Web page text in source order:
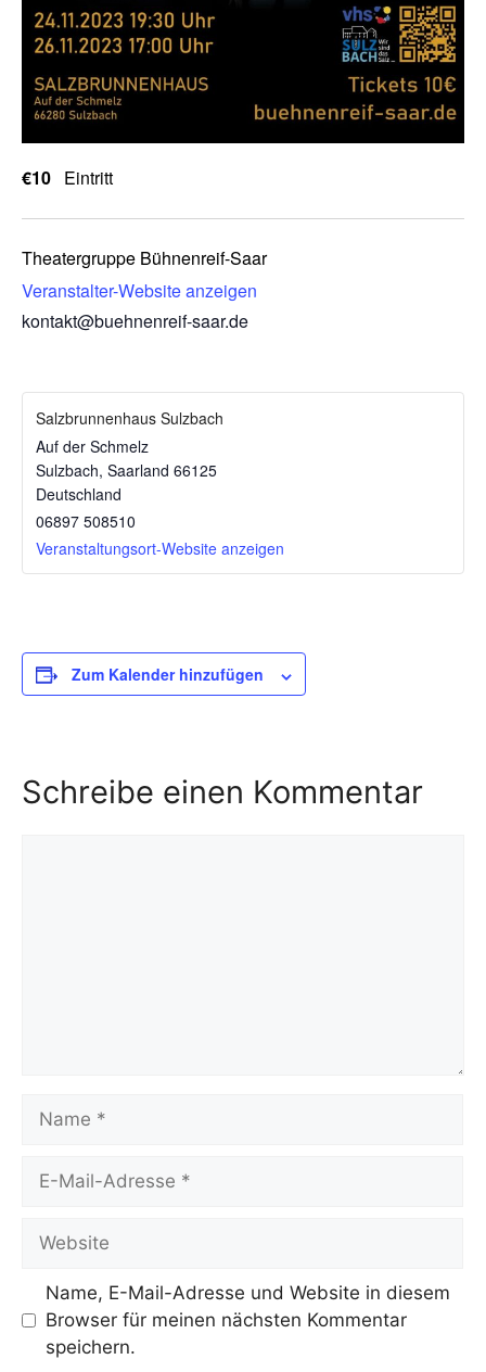
€10 Eintritt
Theatergruppe Bühnenreif-Saar
Veranstalter-Website anzeigen
kontakt@buehnenreif-saar.de
Salzbrunnenhaus Sulzbach
Auf der Schmelz
Sulzbach, Saarland 66125
Deutschland
06897 508510
Veranstaltungsort-Website anzeigen
Zum Kalender hinzufügen
Schreibe einen Kommentar
Name
Website
Name, E-Mail-Adresse und Website in diesem
Browser für meinen nächsten Kommentar
speichern.